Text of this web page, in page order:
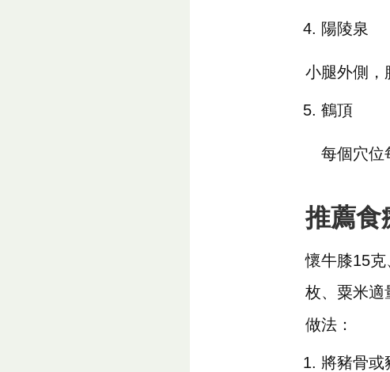
陽陵泉
小腿外側，
鶴頂
每個穴位
推薦食
懷牛膝15
枚、粟米適
做法：
將豬骨或